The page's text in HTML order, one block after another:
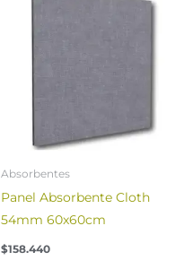
Absorbentes
Panel Absorbente Cloth
54mm 60x60cm
$158.440